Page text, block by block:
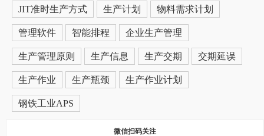
JIT准时生产方式 生产计划 物料需求计划
管理软件 智能排程 企业生产管理
生产管理原则 生产信息 生产交期 交期延误
生产作业 生产瓶颈 生产作业计划
钢铁工业APS
微信扫码关注